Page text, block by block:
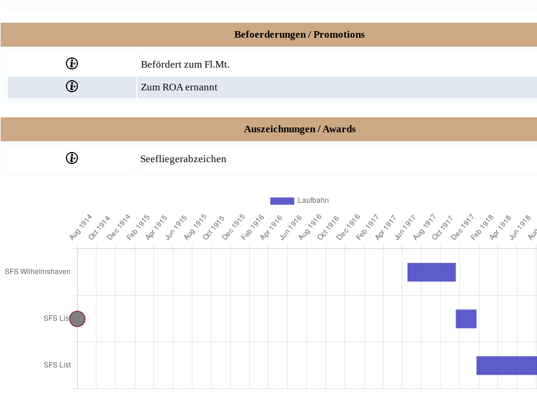
Befoerderungen / Promotions
Befördert zum Fl.Mt.
Zum ROA ernannt
Auszeichnungen / Awards
Seefliegerabzeichen